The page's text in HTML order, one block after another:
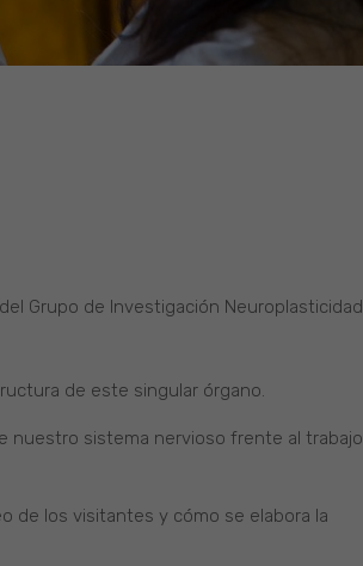
Grupo de Investigación Neuroplasticidad
de este singular órgano.
nuestro sistema nervioso frente al trabajo
de los visitantes y cómo se elabora la